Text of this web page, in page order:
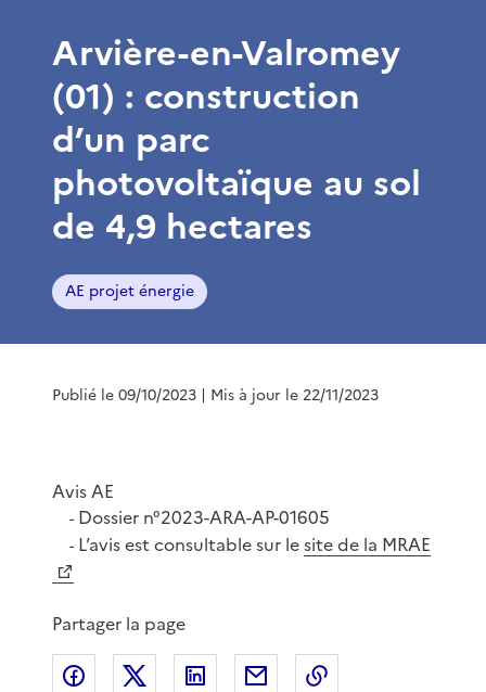
Arvière-en-Valromey
(01) : construction
d’un parc
photovoltaïque au sol
de 4,9 hectares
AE projet énergie
Publié le 09/10/2023 | Mis à jour le 22/11/2023
Avis AE
-Dossier n°2023-ARA-AP-01605
-L’avis est consultable sur lesite de la MRAE
Partager la page
Partager sur Facebook
Partager sur XPartager sur LinkedIn
Partager par email